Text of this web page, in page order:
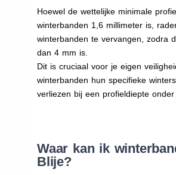
Hoewel de wettelijke minimale
winterbanden 1,6 millimeter is,
winterbanden te vervangen, zodra
dan 4 mm is.
Dit is cruciaal voor je eigen
winterbanden hun specifieke
verliezen bij een profieldiepte onder
Waar kan ik
Blije?